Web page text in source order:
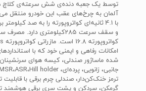
آلمان به چرخ‌های عقب این خودرو منتقل
با 4.1 ثانیه‌ای کواتروپورته را به صد
و سقف سرعت 285‌کیلومتری دارد.
امکانات رفاهی و ایمنی خود که با
شده ماساژور صندلی‌، کیسه هوای
ترمز خنک‌کن‌دار، صندلی چرم برقی با قابلیت
گرمکن‌، سردکن و پشت سری برقی هوشمند